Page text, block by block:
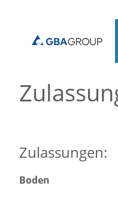
Zulassungen:
Boden